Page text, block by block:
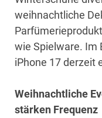
weihnachtliche
wie Spielware. Im
iPhone 17 derzeit
Weihnachtliche
stärken Frequenz